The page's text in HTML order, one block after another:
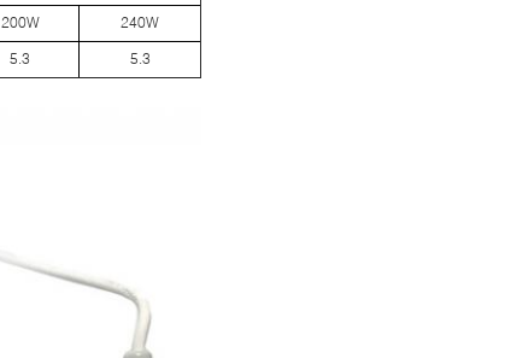
200W
240W
5.3 5.3